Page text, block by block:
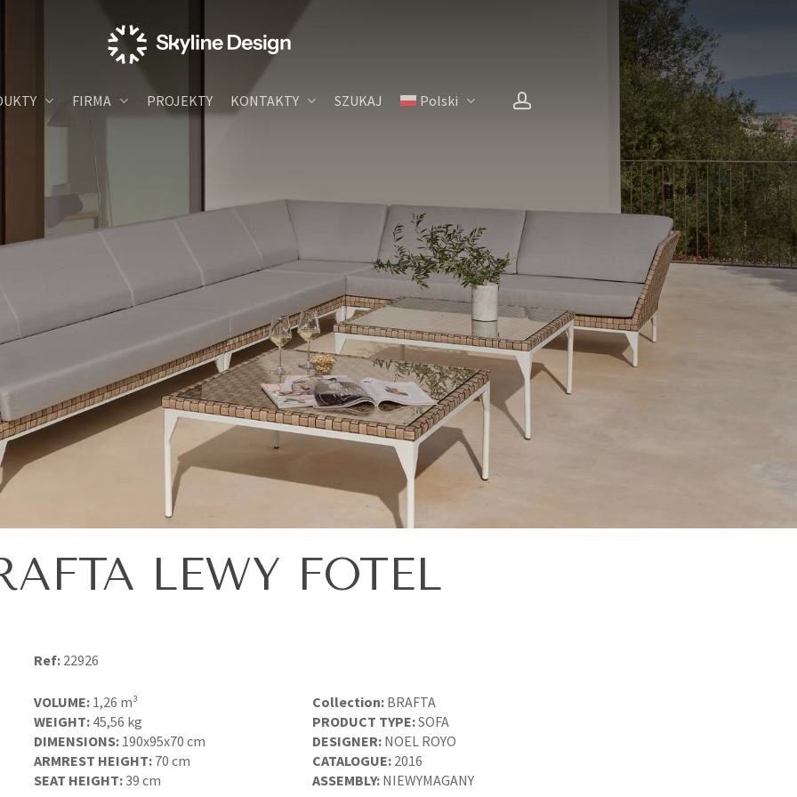
FIRMA PROJEKTY KONTAKTY SZUKAJ Polski account
LEWY FOTEL
Ref:22926
VOLUME: 1,26 m³
WEIGHT: 45,56 kg
DIMENSIONS: 190x95x70 cm
ARMREST HEIGHT: 70 cm
SEAT HEIGHT:39 cm
Collection: BRAFTA
PRODUCT TYPE:SOFA
DESIGNER: NOEL ROYO
CATALOGUE: 2016
ASSEMBLY: NIEWYMAGANY